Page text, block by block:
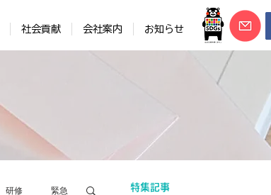
社会貢献 会社案内 お知らせ
特集記事
研修 緊急